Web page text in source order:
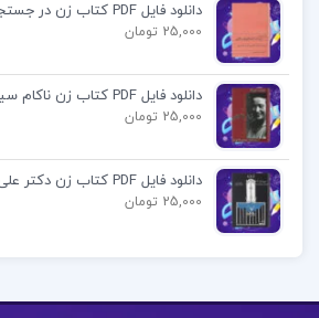
و …
دانلود کتاب ورزش برای کودکان و
فراهانی pdf
قیمت کتاب ورزش برای کودکان و
فراهانی
دانلود فایل PDF کتاب زن در جستجوی رهایی ورنر تونسن
25,000 تومان
دانلود فایل PDF کتاب زن ناکام سیمون دوبوآر
25,000 تومان
دانلود فایل PDF کتاب زن دکتر علی شریعتی
25,000 تومان